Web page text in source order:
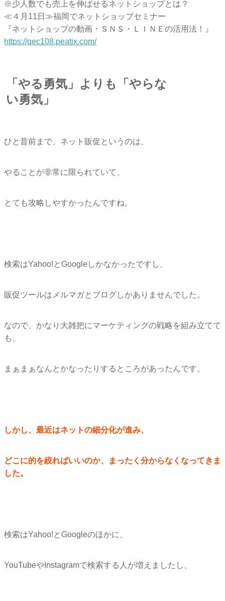
※少人数でも売上を伸ばせるネットショップとは？
≪４月11日≫福岡でネットショップセミナー
『ネットショップの動画・ＳＮＳ・ＬＩＮＥの活用法！』
https://qec108.peatix.com/
「やる勇気」よりも「やらな
い勇気」
ひと昔前まで、ネット販促というのは、
やることが非常に限られていて、
とても攻略しやすかったんですね。
検索はYahoo!とGoogleしかなかったですし、
販促ツールはメルマガとブログしかありませんでした。
なので、かなり大雑把にマーケティングの戦略を組み立てて
も、
まぁまぁなんとかなったりするところがあったんです。
しかし、最近はネットの細分化が進み、
どこに的を絞ればいいのか、まったく分からなくなってきま
した。
検索はYahoo!とGoogleのほかに、
YouTubeやInstagramで検索する人が増えましたし